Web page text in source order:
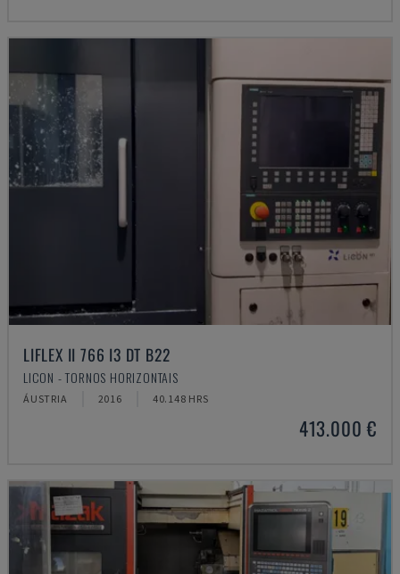
LIFLEX II 766 I3 DT B22
LICON - TORNOS HORIZONTAIS
ÁUSTRIA 2016 40.148 HRS
413.000 €